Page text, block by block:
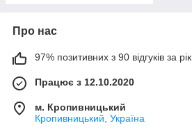
Про нас
97% позитивних з 90 відгуків за рік
Працює з 12.10.2020
м. Кропивницький
Кропивницький, Україна